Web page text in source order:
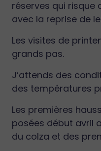
réserves qui risque
avec la reprise de
Les visites de
grands pas.
J’attends des
des températures
Les premières
posées début avril
du colza et des